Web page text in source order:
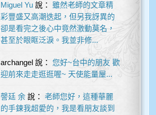
Miguel Yu說： 雖然老師的文章精
彩豐盛又高潮迭起，但另我訝異的
卻是看完之後心中竟然激動莫名，
甚至於眼眶泛淚。我並非修...
archangel說： 您好~台中的朋友 歡
迎前來走走逛逛喔~ 天使能量屋...
謦廷 余說： 老師您好，這種華麗
的手鍊我超愛的，我是看朋友談到